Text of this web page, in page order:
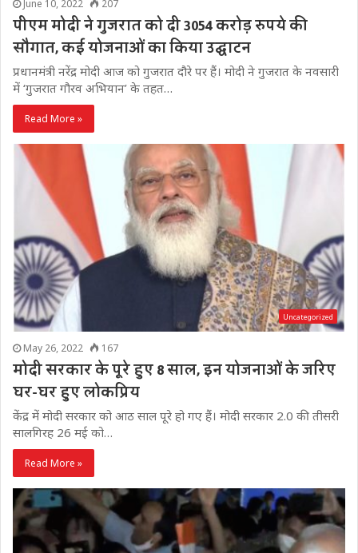
June 10, 2022 207
पीएम मोदी ने गुजरात को दी 3054 करोड़ रुपये की
सौगात, कई योजनाओं का किया उद्घाटन
प्रधानमंत्री नरेंद्र मोदी आज को गुजरात दौरे पर हैं। मोदी ने गुजरात के नवसारी
में ‘गुजरात गौरव अभियान’ के तहत…
Read More »
Uncategorized
May 26, 2022 167
मोदी सरकार के पूरे हुए 8 साल, इन योजनाओं के जरिए
घर-घर हुए लोकप्रिय
केंद्र में मोदी सरकार को आठ साल पूरे हो गए हैं। मोदी सरकार 2.0 की तीसरी
सालगिरह 26 मई को…
Read More »